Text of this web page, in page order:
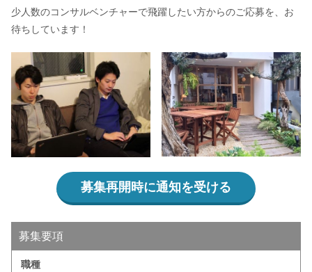
少人数のコンサルベンチャーで飛躍したい方からのご応募を、お
待ちしています！
募集再開時に通知を受ける
募集要項
職種